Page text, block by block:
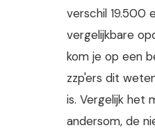
verschil 19.500
vergelijkbare
kom je op een
zzp'ers dit
is. Vergelijk het
andersom, de